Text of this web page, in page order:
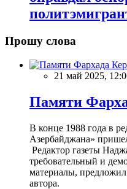
Прошу слова
21 май 2025,
Памяти
В конце 1988 года в
Азербайджана»
Редактор газеты
требовательный и
материалы, предложил
автора.